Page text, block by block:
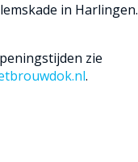
in Harlingen.
zie
.